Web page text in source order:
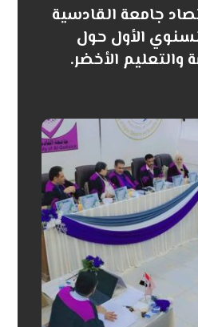
جامعة القادسية
الأول حول
والتعليم الأخضر.